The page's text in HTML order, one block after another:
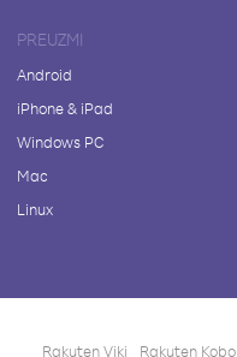
PREUZMI
Android
iPhone & iPad
Windows PC
Mac
Linux
Rakuten Viki Rakuten Kobo